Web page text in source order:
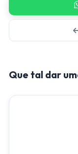
Que tal dar